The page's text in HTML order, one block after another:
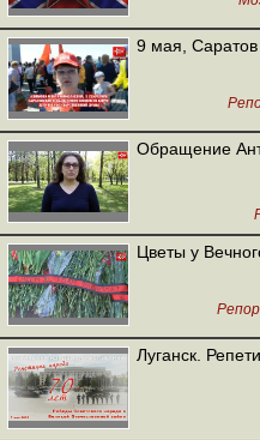
9 мая, Саратов
Обращение
Цветы у
Луганск.